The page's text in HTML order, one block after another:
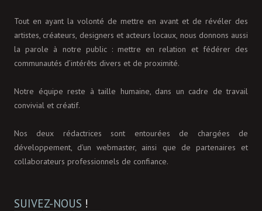
Tout en ayant la volonté de mettre en avant et de révéler des
artistes, créateurs, designers et acteurs locaux, nous donnons aussi
la parole à notre public : mettre en relation et fédérer des
communautés d’intérêts divers et de proximité.
Notre équipe reste à taille humaine, dans un cadre de travail
convivial et créatif.
Nos deux rédactrices sont entourées de chargées de
développement, d'un webmaster, ainsi que de partenaires et
collaborateurs professionnels de confiance.
SUIVEZ-NOUS !